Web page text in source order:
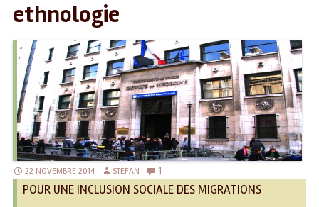
ethnologie
22 NOVEMBRE 2014 STEFAN 1
POUR UNE INCLUSION SOCIALE DES MIGRATIONS